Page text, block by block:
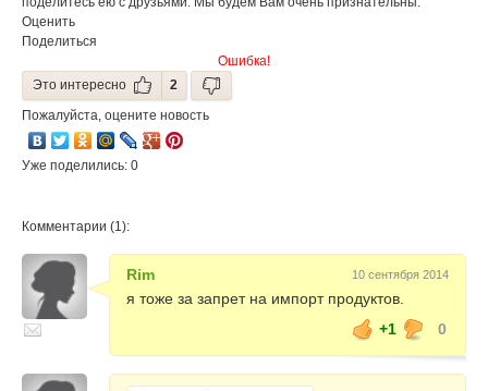
Оценить
Поделиться
Ошибка!
Это интересно
2
Пожалуйста, оцените новость
Уже поделились: 0
Комментарии (1):
Rim 10 сентября 2014
я тоже за запрет на импорт продуктов.
+1
0